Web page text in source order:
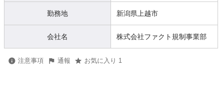
勤務地 新潟県上越市
会社名 株式会社ファクト規制事業部
注意事項 通報 お気に入り 1